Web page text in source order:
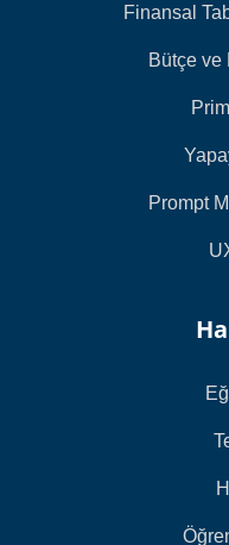
Finansal
Bütçe ve
Prompt